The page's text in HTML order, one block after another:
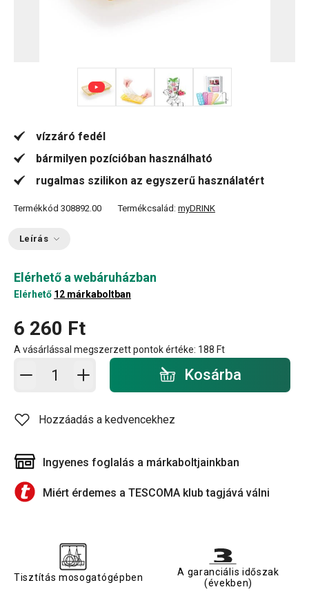
vízzáró fedél
bármilyen pozícióban használható
rugalmas szilikon az egyszerű használatért
Termékkód 308892.00 Termékcsalád: myDRINK
Leírás
Elérhető a webáruházban
Elérhető 12 márkaboltban
6 260 Ft
A vásárlással megszerzett pontok értéke: 188 Ft
Kosárba - mennyiség Kosárba
Hozzáadás a kedvencekhez
Ingyenes foglalás a márkaboltjainkban
Miért érdemes a TESCOMA klub tagjává válni
Tisztítás mosogatógépben
A garanciális időszak
(években)